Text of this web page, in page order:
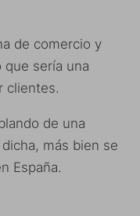
de comercio y
sería una
clientes.
de una
más bien se
España.